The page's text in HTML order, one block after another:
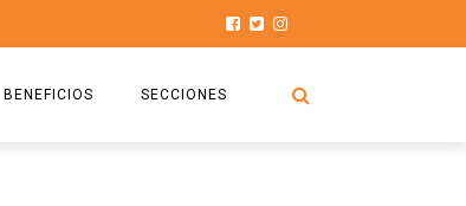
BENEFICIOS SECCIONES